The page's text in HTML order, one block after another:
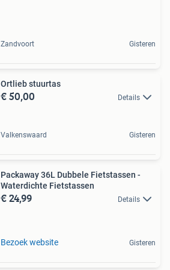
Zandvoort Gisteren
Ortlieb stuurtas
€ 50,00 Details
Valkenswaard Gisteren
Packaway 36L Dubbele Fietstassen -
Waterdichte Fietstassen
€ 24,99 Details
Bezoek website Gisteren